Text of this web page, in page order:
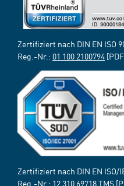
Zertifiziert nach DIN EN ISO
Reg.-Nr.: 01 100 2100794
Zertifiziert nach DIN EN ISO/
Reg.-Nr.: 12 310 69718 TMS